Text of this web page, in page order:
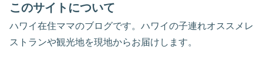
このサイトについて
ハワイ在住ママのブログです。ハワイの子連れオススメレ
ストランや観光地を現地からお届けします。